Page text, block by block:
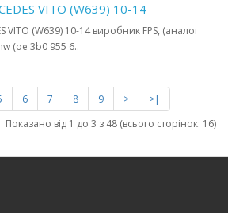
VITO (W639) 10-14
VITO (W639) 10-14 виробник FPS, (аналог
(oe 3b0 955 6..
6 7 8 9 >
>|
Показано від 1 до 3 з 48 (всього сторінок: 16)